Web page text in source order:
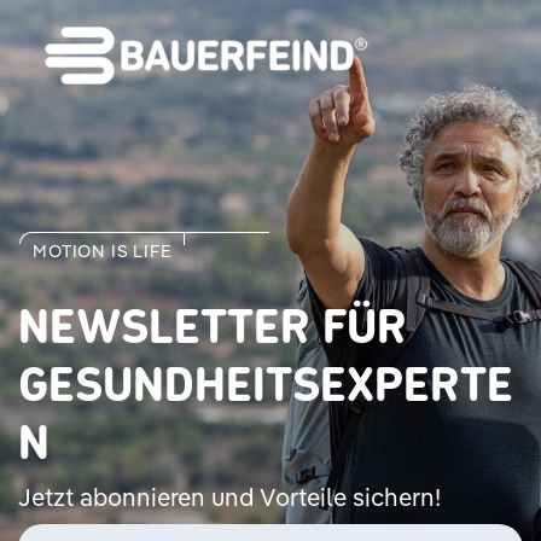
MOTION IS LIFE
NEWSLETTER FÜR
GESUNDHEITSEXPERTE
N
Jetzt abonnieren und Vorteile sichern!